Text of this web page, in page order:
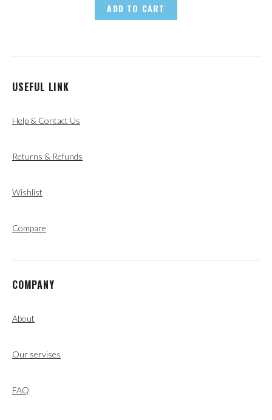
ADD TO CART
USEFUL LINK
Help & Contact Us
Returns & Refunds
Wishlist
Compare
COMPANY
About
Our servises
FAQ